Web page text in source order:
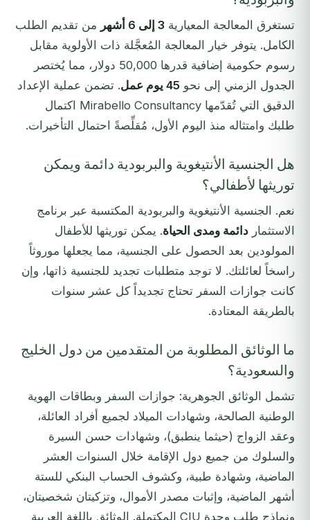
تستغرق المعالجة المعيارية 3 إلى 6 أشهر
من تقديم الطلب
الكامل. يتوفر خيار المعالجة المُعجَّلة ذات الأولوية مقابل
رسوم حكومية إضافية قدرها 50,000 دولار، مما يُختصر
الجدول الزمني إلى نحو 45 يوم عمل
. تضمن عملية الإعداد
الدقيق التي تُقدّمها Mirabello Consultancy اكتمال
طلبك وامتثاله منذ اليوم الأول، مُقلِّصةً احتمال التأخيرات.
هل الجنسية الأنتيغوية والبربودية دائمة ويمكن
توريثها لأطفالي؟
نعم. الجنسية الأنتيغوية والبربودية المكتسبة عبر برنامج
الاستثمار دائمة ومدى الحياة. يمكن توريثها للأطفال
المولودين بعد الحصول على الجنسية، مما يجعلها موروثاً
راسخاً لعائلتك. لا توجد متطلبات تجديد للجنسية ذاتها، وإن
كانت جوازات السفر تحتاج تجديداً كل عشر سنوات
بالطريقة المعتادة.
ما الوثائق المطلوبة من المتقدمين من دول الخليج
والسعودية؟
تشمل الوثائق الجوهرية: جوازات السفر وبطاقات الهوية
الوطنية الصالحة، وشهادات الميلاد لجميع أفراد العائلة،
وعقد الزواج (حيثما ينطبق)، وشهادات حسن السيرة
والسلوك من جميع دول الإقامة خلال السنوات العشر
الماضية، وشهادة طبية، وكشوف الحساب البنكي للستة
أشهر الماضية، وإثبات مصدر الأموال، وتزكيتان شخصيتان،
ونماذج طلب وحدة CIU المكتملة. الوثائق باللغة العربية